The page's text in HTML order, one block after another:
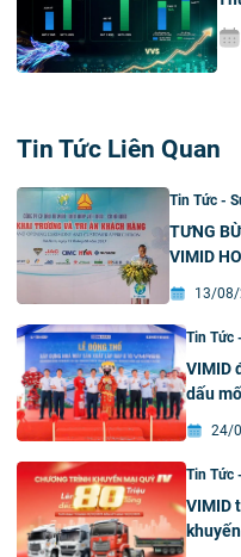
Tin Tức Liên Quan
Tin Tức -
TƯNG
VIMID
13/
Tin Tức
VIMID
dấu
24/
Tin Tức
VIMID